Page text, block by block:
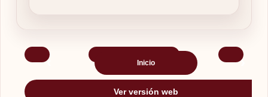
‹ ›
Inicio
Ver versión web